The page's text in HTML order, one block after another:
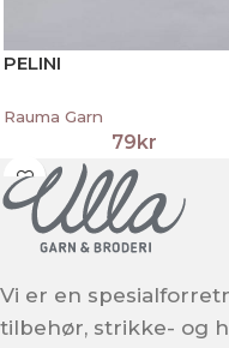
PELINI
Rauma Garn
79kr
Vi er en
tilbehør, strikke- og